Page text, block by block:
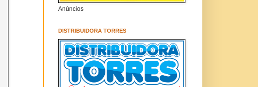
Anúncios
DISTRIBUIDORA TORRES